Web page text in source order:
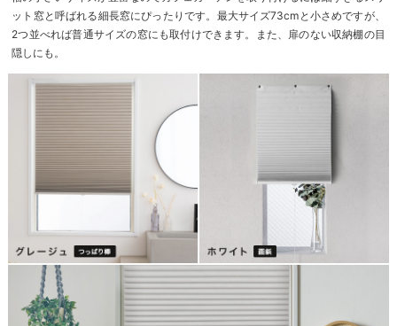
ット窓と呼ばれる細長窓にぴったりです。最大サイズ73cmと小さめですが、
2つ並べれば普通サイズの窓にも取付けできます。また、扉のない収納棚の目
隠しにも。